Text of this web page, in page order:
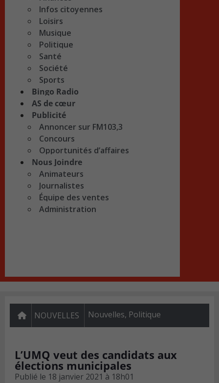
Infos citoyennes
Loisirs
Musique
Politique
Santé
Société
Sports
Bingo Radio
AS de cœur
Publicité
Annoncer sur FM103,3
Concours
Opportunités d’affaires
Nous Joindre
Animateurs
Journalistes
Équipe des ventes
Administration
NOUVELLES Nouvelles, Politique
L’UMQ veut des candidats aux
élections municipales
Publié le 18 janvier 2021 à 18h01